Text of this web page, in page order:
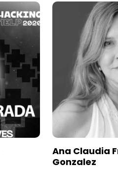
Ana Claudia
Gonzalez